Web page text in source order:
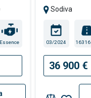
Essence
Sodiva
03/2024 16316
36 900 €